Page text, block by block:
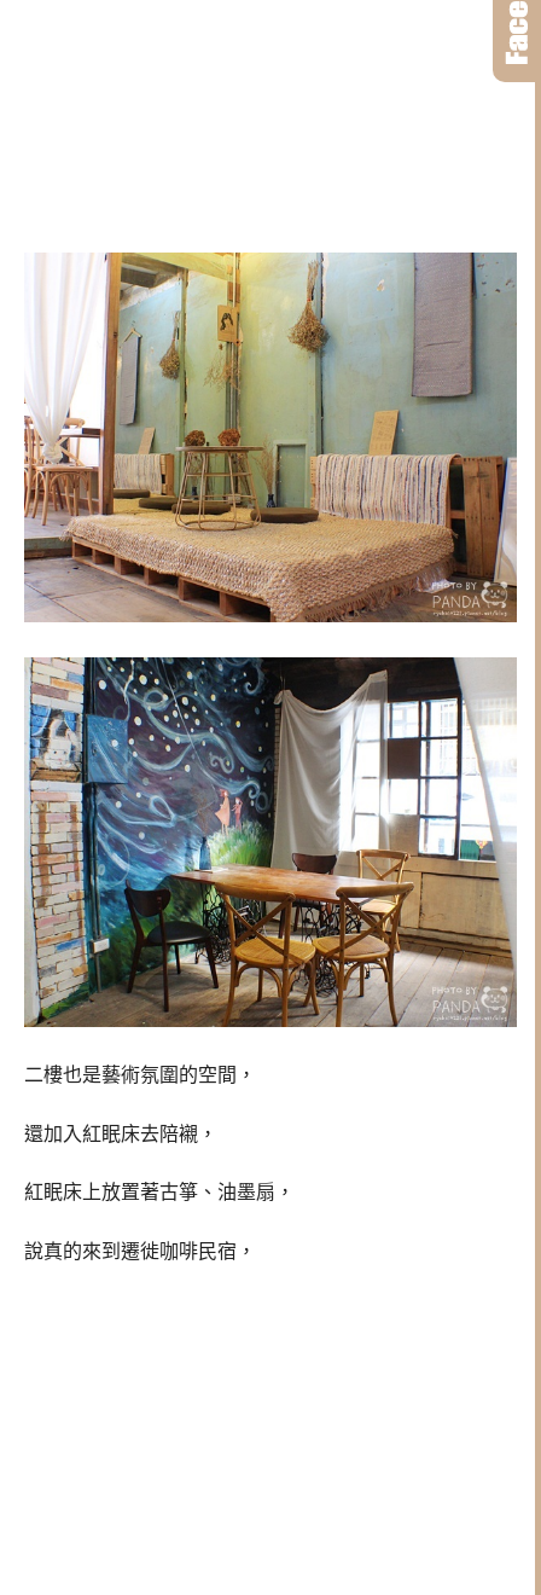
二樓也是藝術氛圍的空間，
還加入紅眠床去陪襯，
紅眠床上放置著古箏、油墨扇，
說真的來到遷徙咖啡民宿，